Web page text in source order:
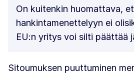
On kuitenkin huomattava,
hankintamenettelyyn ei
EU:n yritys voi silti päättää
Sitoumuksen puuttuminen